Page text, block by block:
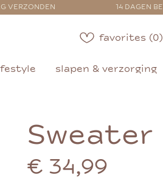
VERZONDEN 14 DAGEN
favorites (0)
slapen & verzorging
Sweater
€ 34,99